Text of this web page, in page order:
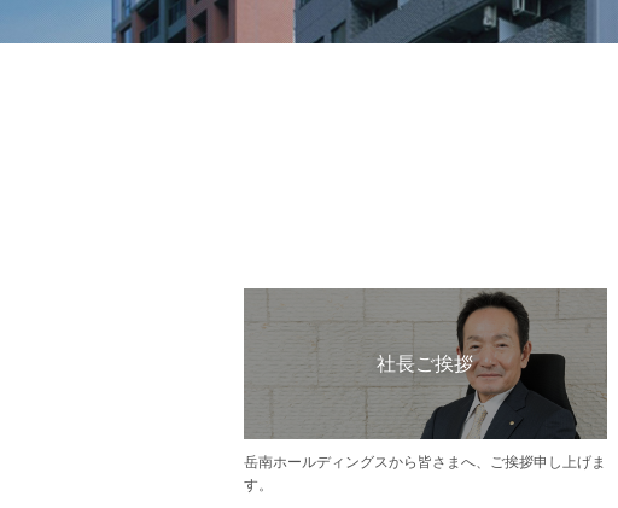
社長ご挨拶
岳南ホールディングスから皆さまへ、ご挨拶申し上げま
す。